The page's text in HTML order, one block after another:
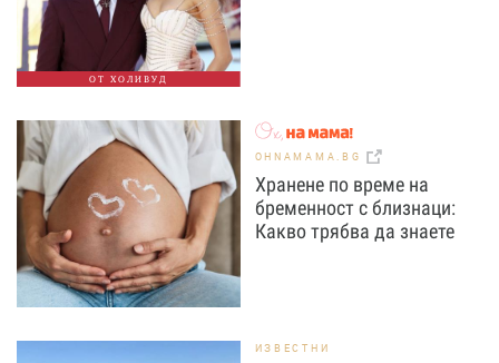
ОТ ХОЛИВУД
OHNAMAMA.BG
Хранене по време на
бременност с близнаци:
Какво трябва да знаете
ИЗВЕСТНИ